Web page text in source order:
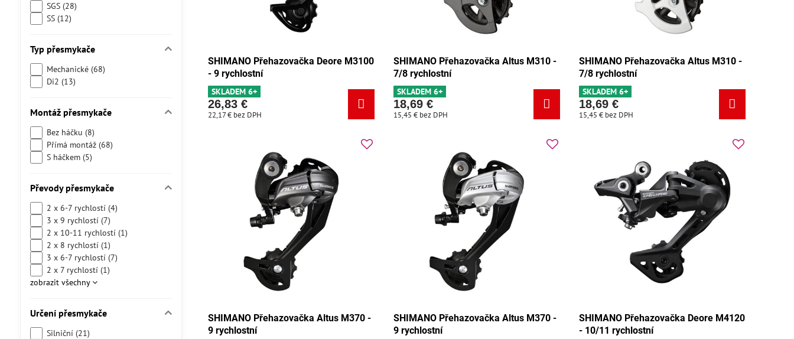
SHIMANO Přehazovačka Deore M3100
- 9 rychlostní
SKLADEM 6+
26,83 €
22,17 € bez DPH
SHIMANO Přehazovačka Altus M310 -
7/8 rychlostní
SKLADEM 6+
18,69 €
15,45 € bez DPH
SHIMANO Přehazovačka Altus M310 -
7/8 rychlostní
SKLADEM 6+
18,69 €
15,45 € bez DPH
SHIMANO Přehazovačka Altus M370 -
9 rychlostní
SHIMANO Přehazovačka Altus M370 -
9 rychlostní
SHIMANO Přehazovačka Deore M4120
- 10/11 rychlostní
SGS (28)
SS (12)
Typ přesmykače
Mechanické (68)
Di2 (13)
Montáž přesmykače
Bez háčku (8)
Přímá montáž (68)
S háčkem (5)
Převody přesmykače
2 x 6-7 rychlostí (4)
3 x 9 rychlostí (7)
2 x 10-11 rychlostí (1)
2 x 8 rychlostí (1)
3 x 6-7 rychlostí (7)
2 x 7 rychlostí (1)
zobrazit všechny
Určení přesmykače
Silniční (21)